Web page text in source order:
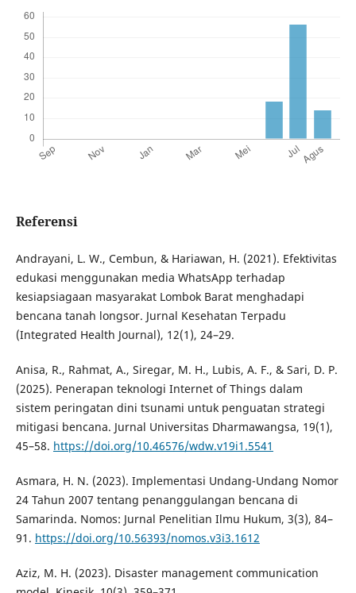
Referensi
Andrayani, L. W., Cembun, & Hariawan, H. (2021). Efektivitas
edukasi menggunakan media WhatsApp terhadap
kesiapsiagaan masyarakat Lombok Barat menghadapi
bencana tanah longsor. Jurnal Kesehatan Terpadu
(Integrated Health Journal), 12(1), 24–29.
Anisa, R., Rahmat, A., Siregar, M. H., Lubis, A. F., & Sari, D. P.
(2025). Penerapan teknologi Internet of Things dalam
sistem peringatan dini tsunami untuk penguatan strategi
mitigasi bencana. Jurnal Universitas Dharmawangsa, 19(1),
45–58. https://doi.org/10.46576/wdw.v19i1.5541
Asmara, H. N. (2023). Implementasi Undang-Undang Nomor
24 Tahun 2007 tentang penanggulangan bencana di
Samarinda. Nomos: Jurnal Penelitian Ilmu Hukum, 3(3), 84–
91. https://doi.org/10.56393/nomos.v3i3.1612
Aziz, M. H. (2023). Disaster management communication